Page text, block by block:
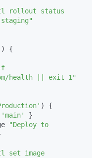
rollout status
staging"
) {
f
health || exit 1"
) {
'main'
}
"Deploy to
set image